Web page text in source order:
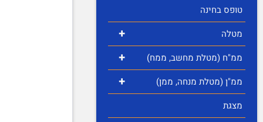
טופס בחינה
+ מטלה
+ ממ"ח (מטלת מחשב, ממח)
+
ממ"ן (מטלת מנחה, ממן)
מצגת